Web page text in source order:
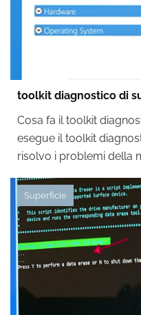
toolkit diagnostico di
Cosa fa il toolkit
esegue il toolkit
risolvo i problemi della
Superficie